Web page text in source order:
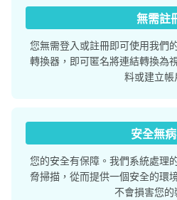
無需註
您無需登入或註冊即可使用我們
轉換器，即可匿名將連結轉換為
料或建立帳
安全無
您的安全有保障。我們系統處理
脅掃描，從而提供一個安全的環
不會損害您的